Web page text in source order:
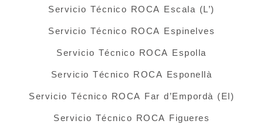
Servicio Técnico ROCA Escala (L’)
Servicio Técnico ROCA Espinelves
Servicio Técnico ROCA Espolla
Servicio Técnico ROCA Esponellà
Servicio Técnico ROCA Far d’Empordà (El)
Servicio Técnico ROCA Figueres